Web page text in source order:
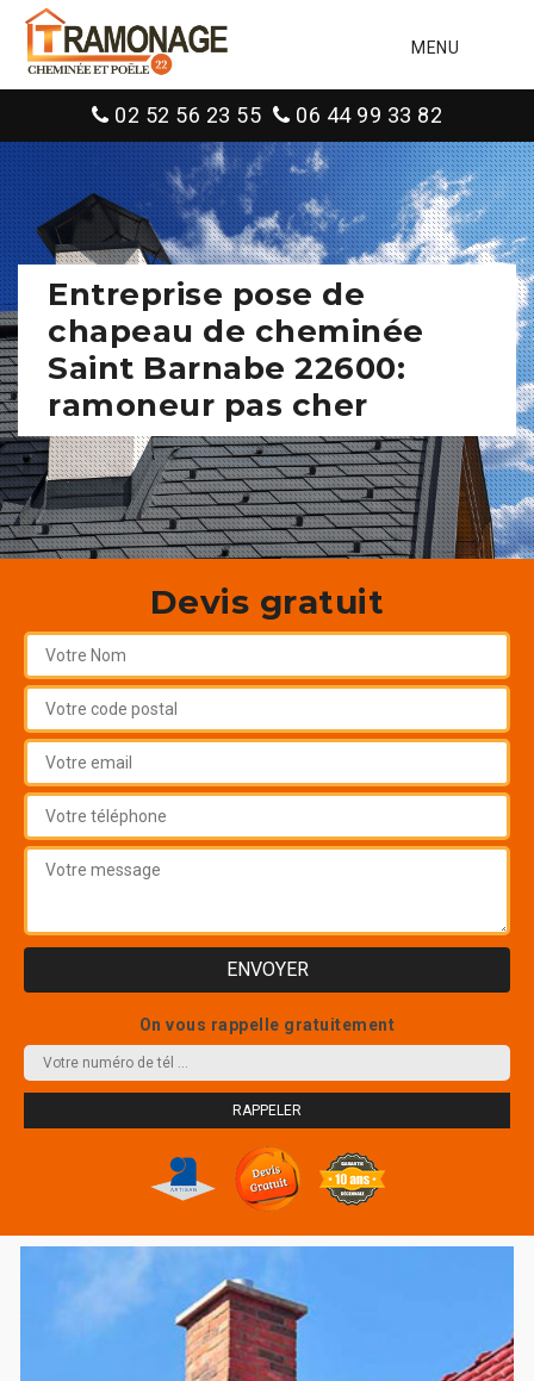
MENU
02 52 56 23 55 06 44 99 33 82
Entreprise pose de
chapeau de cheminée
Saint Barnabe 22600:
ramoneur pas cher
Devis gratuit
On vous rappelle gratuitement